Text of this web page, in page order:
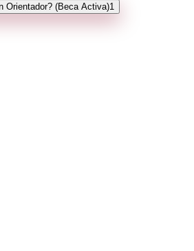
Orientador? (Beca Activa)1